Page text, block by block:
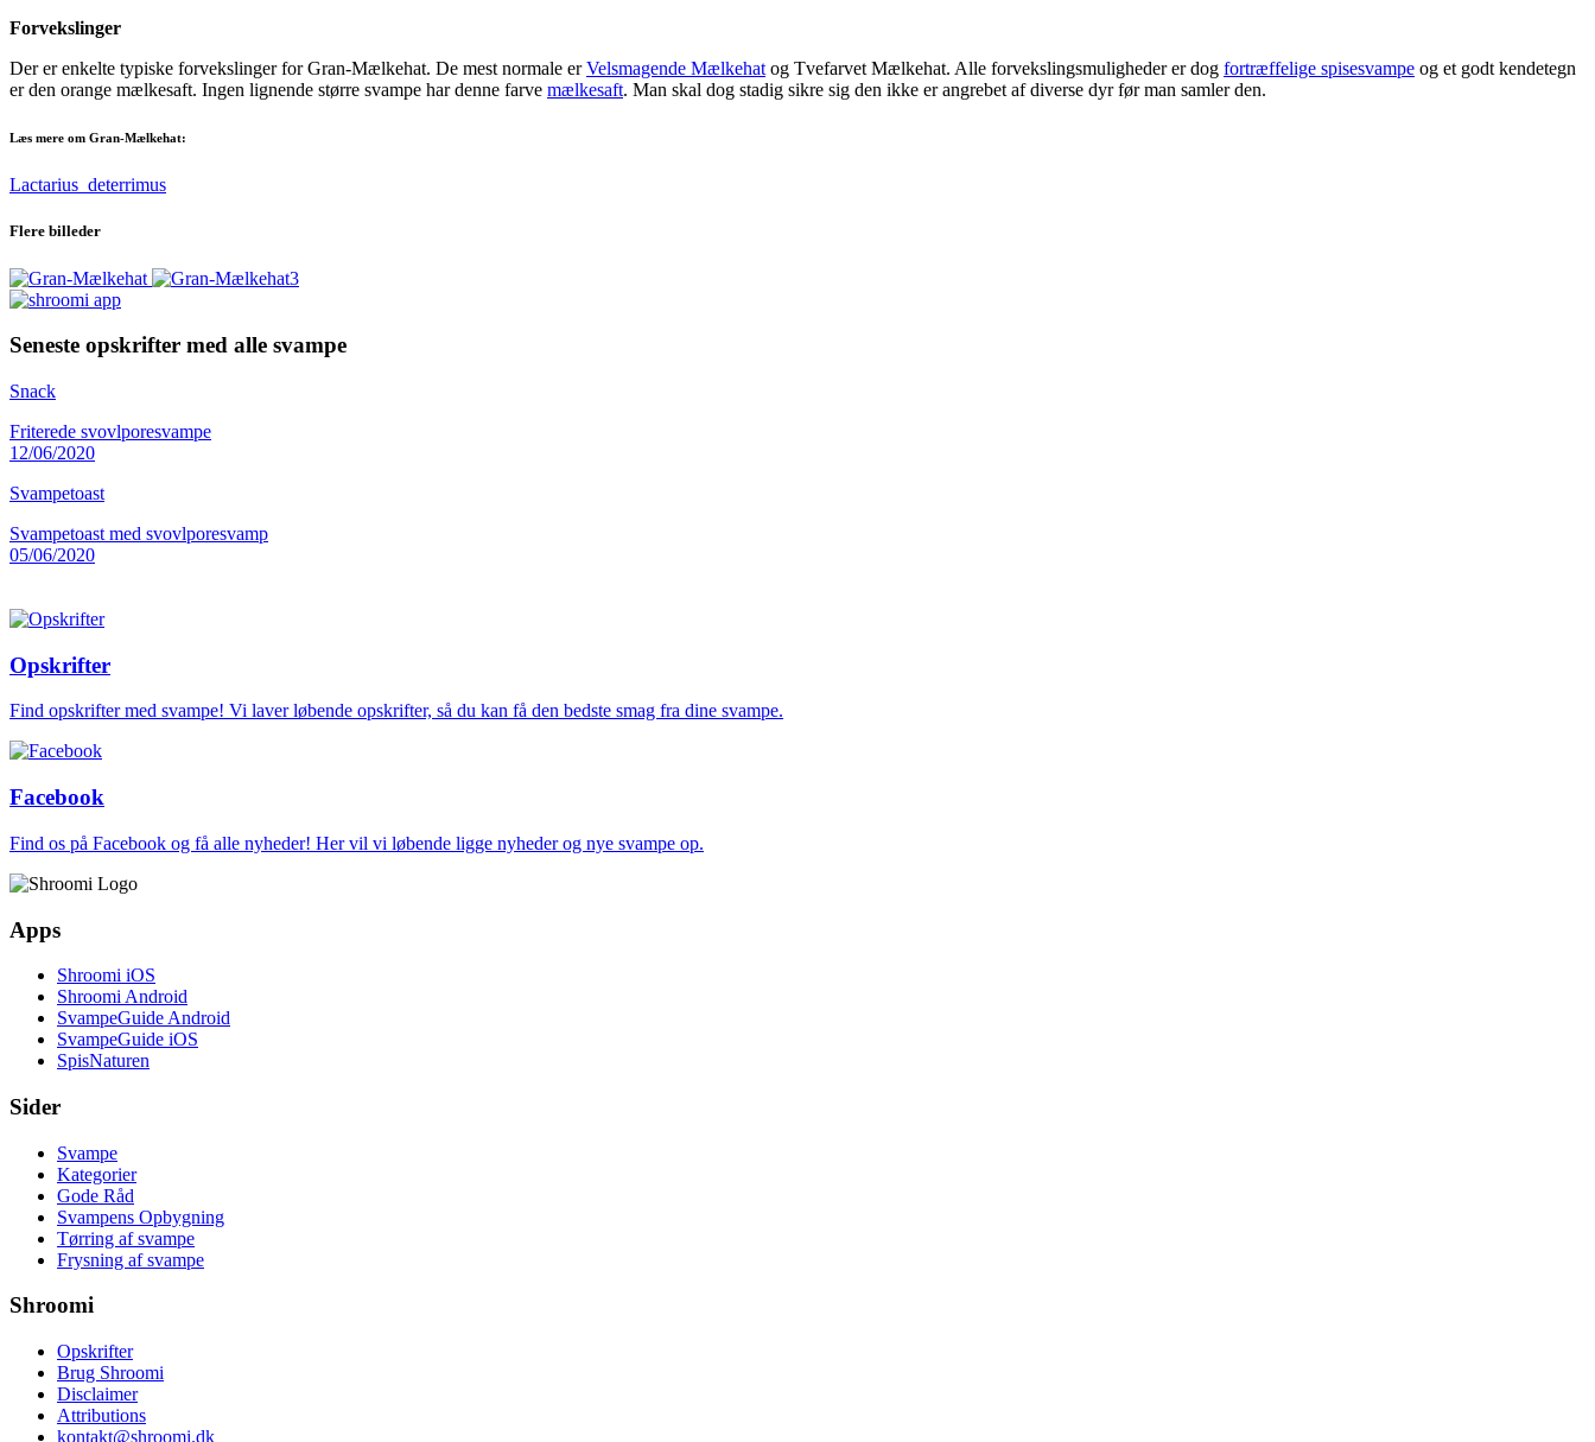
Forvekslinger
Der er enkelte typiske forvekslinger for Gran-Mælkehat. De mest normale erVelsmagende Mælkehat og Tvefarvet Mælkehat. Alle forvekslingsmuligheder er dog fortræffelige spisesvampe og et godt kendetegn
er den orange mælkesaft. Ingen lignende større svampe har denne farve mælkesaft. Man skal dog stadig sikre sig den ikke er angrebet af diverse dyr før man samler den.
Læs mere om Gran-Mælkehat:
Lactarius_deterrimus
Flere billeder
Seneste opskrifter med alle svampe
Snack
Friterede svovlporesvampe
12/06/2020
Svampetoast
Svampetoast med svovlporesvamp
05/06/2020
Opskrifter
Find opskrifter med svampe! Vi laver løbende opskrifter, så du kan få den bedste smag fra dine svampe.
Facebook
Find os på Facebook og få alle nyheder! Her vil vi løbende ligge nyheder og nye svampe op.
Apps
Shroomi iOS
Shroomi Android
SvampeGuide Android
SvampeGuide iOS
SpisNaturen
Sider
Svampe
Kategorier
Gode Råd
Svampens Opbygning
Tørring af svampe
Frysning af svampe
Shroomi
Opskrifter
Brug Shroomi
Disclaimer
Attributions
kontakt@shroomi.dk